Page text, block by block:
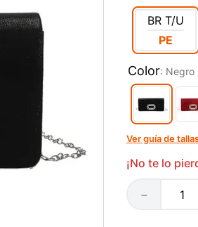
BR T/U
PE
Color: Negro
Ver guía de
¡No te lo
－